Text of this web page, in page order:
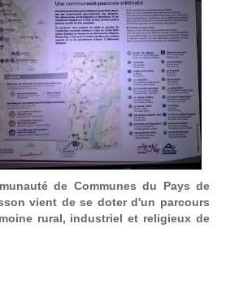
de Communes du Pays de
vient de se doter d'un parcours
rural, industriel et religieux de